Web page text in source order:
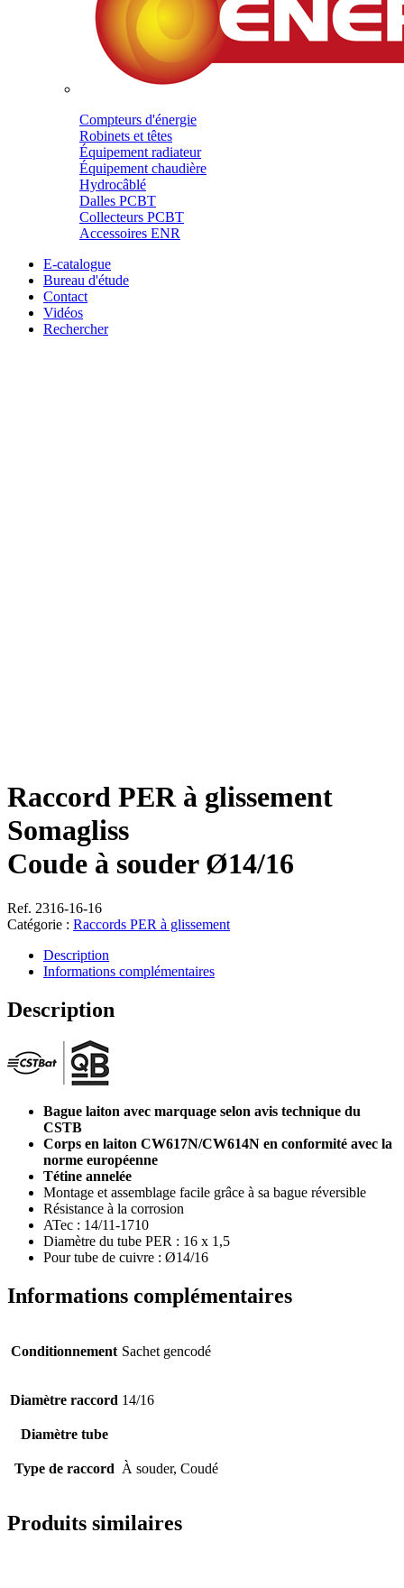
Compteurs d'énergie
Robinets et têtes
Équipement radiateur
Équipement chaudière
Hydrocâblé
Dalles PCBT
Collecteurs PCBT
Accessoires ENR
E-catalogue
Bureau d'étude
Contact
Vidéos
Rechercher
Raccord PER à glissement
Somagliss
Coude à souder Ø14/16
Ref. 2316-16-16
Catégorie : Raccords PER à glissement
Description
Informations complémentaires
Description
Bague laiton avec marquage selon avis technique du
CSTB
Corps en laiton CW617N/CW614N en conformité avec la
norme européenne
Tétine annelée
Montage et assemblage facile grâce à sa bague réversible
Résistance à la corrosion
ATec : 14/11-1710
Diamètre du tube PER : 16 x 1,5
Pour tube de cuivre : Ø14/16
Informations complémentaires
Conditionnement Sachet gencodé
Diamètre raccord 14/16
Diamètre tube
Type de raccord À souder, Coudé
Produits similaires